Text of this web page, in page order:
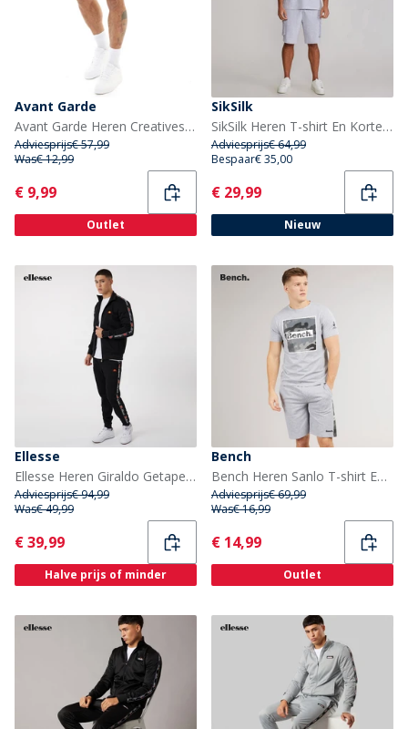
Avant Garde
Avant Garde Heren Creatives Shorts Mink
Adviesprijs€ 57,99
Was€ 12,99
Current
€ 9,99
Outlet
SikSilk
SikSilk Heren T-shirt En Korte Broek Set Grey Marl
Adviesprijs€ 64,99
Bespaar€ 35,00
Current
€ 29,99
Nieuw
Ellesse
Ellesse Heren Giraldo Getapete Poly Trainingspak Zwart
Adviesprijs€ 94,99
Was€ 49,99
Current
€ 39,99
Halve prijs of minder
Bench
Bench Heren Sanlo T-shirt En Korte Broek Set Grey Marl
Adviesprijs€ 69,99
Was€ 16,99
Current
€ 14,99
Outlet